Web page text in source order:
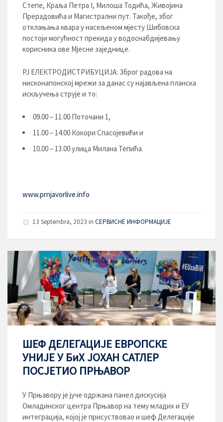
Степе, Краља Петра I, Милоша Тодића, Живојина
Прерадовића и Магистрални пут. Такође, због
отклањања квара у насељеном мјесту Шибовска
постоји могућност прекида у водоснабдијевању
корисника ове Мјесне заједнице.
РЈ ЕЛЕКТРОДИСТРИБУЦИЈA: Зброг радова на
нисконапонској мрежи за данас су најављена планска
искључења струје и то:
09.00 – 11.00 Поточани 1,
11.00 – 14.00 Кокори Спасојевићи и
10.00 – 13.00 улица Милана Тепића.
www.prnjavorlive.info
13 Septembra, 2023 in СЕРВИСНЕ ИНФОРМАЦИЈЕ
ШЕФ ДЕЛЕГАЦИЈЕ ЕВРОПСКЕ
УНИЈЕ У БиХ ЈОХАН САТЛЕР
ПОСЈЕТИО ПРЊАВОР
У Прњавору је јуче одржана панел дискусија
Омладинског центра Прњавор на тему младих и ЕУ
интеграција, којој је присуствовао и шеф Делегације